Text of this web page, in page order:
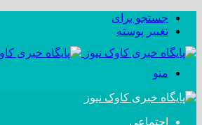
جستجو برای
تغییر پوسته
منو
اجتماعی